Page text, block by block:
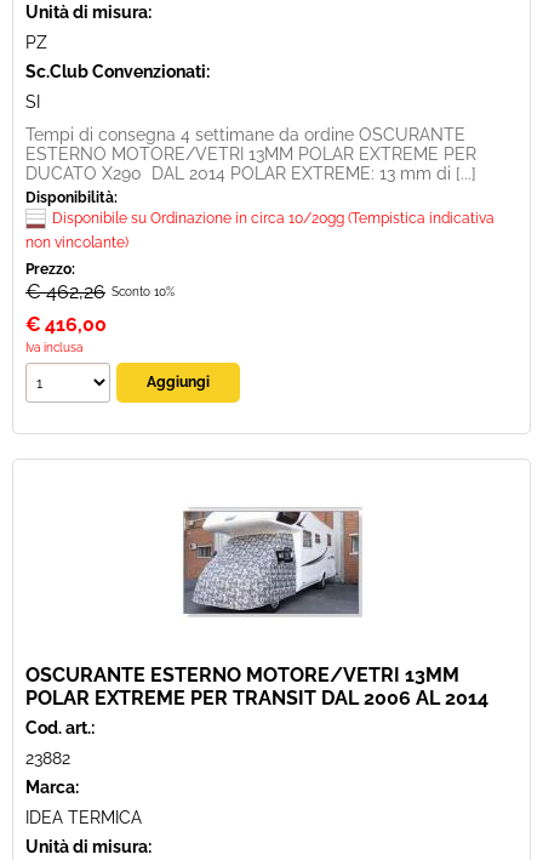
Unità di misura:
PZ
Sc.Club Convenzionati:
SI
Tempi di consegna 4 settimane da ordine OSCURANTE
ESTERNO MOTORE/VETRI 13MM POLAR EXTREME PER
DUCATO X290 DAL 2014 POLAR EXTREME: 13 mm di [...]
Disponibilità:
Disponibile su Ordinazione in circa 10/20gg (Tempistica indicativa
non vincolante)
Prezzo:
€ 462,26 Sconto 10%
€ 416,00
Iva inclusa
OSCURANTE ESTERNO MOTORE/VETRI 13MM
POLAR EXTREME PER TRANSIT DAL 2006 AL 2014
Cod. art.:
23882
Marca:
IDEA TERMICA
Unità di misura: